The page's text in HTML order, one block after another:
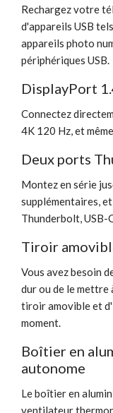
Rechargez votre
d'appareils USB
appareils photo
périphériques USB.
DisplayPort
Connectez
4K 120 Hz, et
Deux ports
Montez en série
supplémentaires,
Thunderbolt, USB-
Tiroir
Vous avez besoin
dur ou de le
tiroir amovible et
moment.
Boîtier en
autonome
Le boîtier en
ventilateur